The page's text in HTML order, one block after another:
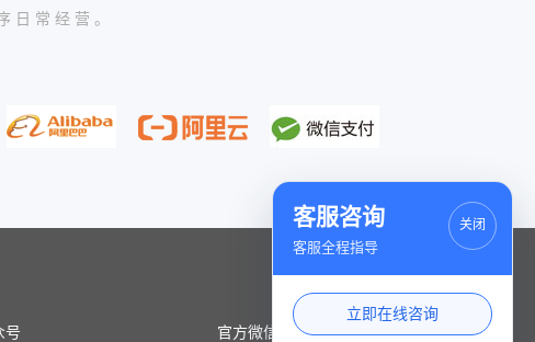
日常经营。
号 官方微信小程序
客服咨询
客服全程指导
关闭
立即在线咨询